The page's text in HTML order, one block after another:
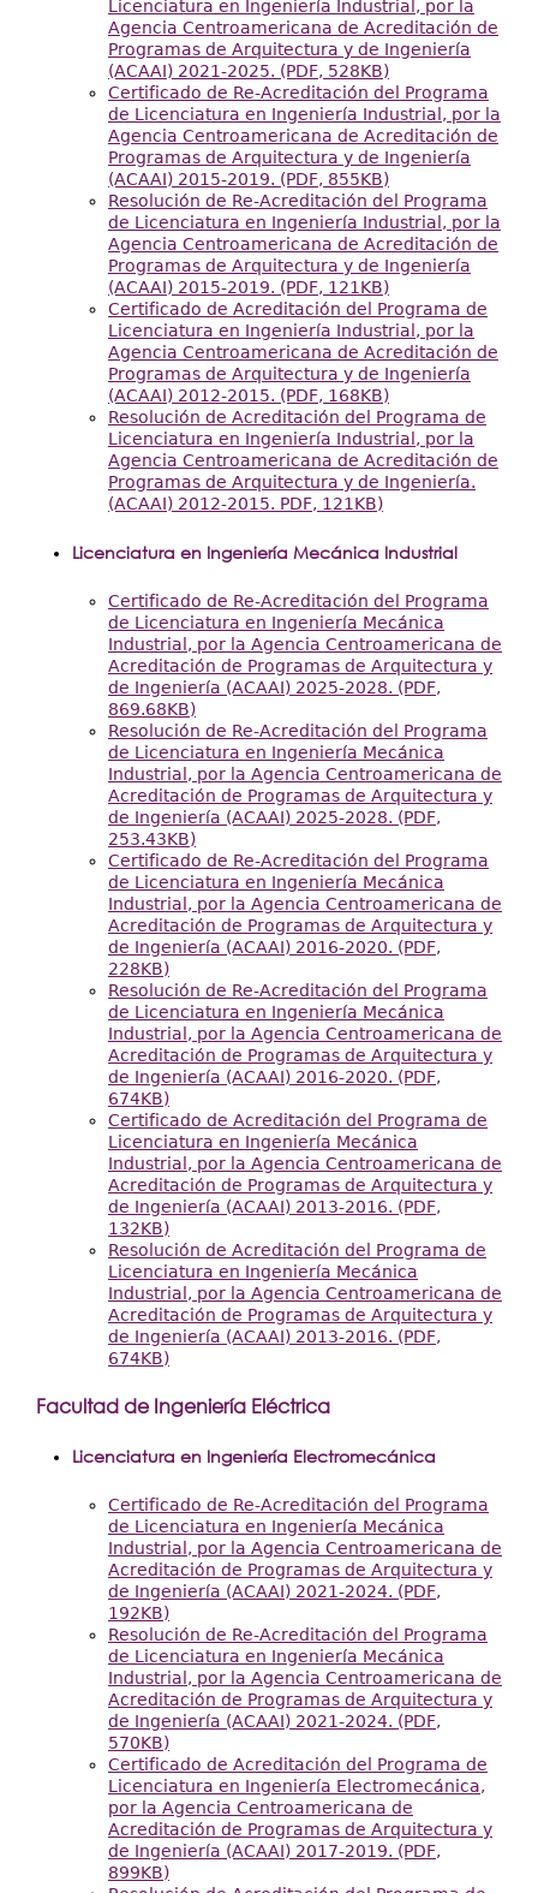
Licenciatura en Ingeniería Industrial, por la
Agencia Centroamericana de Acreditación de
Programas de Arquitectura y de Ingeniería
(ACAAI) 2021-2025. (PDF, 528KB)
Certificado de Re-Acreditación del Programa
de Licenciatura en Ingeniería Industrial, por la
Agencia Centroamericana de Acreditación de
Programas de Arquitectura y de Ingeniería
(ACAAI) 2015-2019. (PDF, 855KB)
Resolución de Re-Acreditación del Programa
de Licenciatura en Ingeniería Industrial, por la
Agencia Centroamericana de Acreditación de
Programas de Arquitectura y de Ingeniería
(ACAAI) 2015-2019. (PDF, 121KB)
Certificado de Acreditación del Programa de
Licenciatura en Ingeniería Industrial, por la
Agencia Centroamericana de Acreditación de
Programas de Arquitectura y de Ingeniería
(ACAAI) 2012-2015. (PDF, 168KB)
Resolución de Acreditación del Programa de
Licenciatura en Ingeniería Industrial, por la
Agencia Centroamericana de Acreditación de
Programas de Arquitectura y de Ingeniería.
(ACAAI) 2012-2015. PDF, 121KB)
Licenciatura en Ingeniería Mecánica Industrial
Certificado de Re-Acreditación del Programa
de Licenciatura en Ingeniería Mecánica
Industrial, por la Agencia Centroamericana de
Acreditación de Programas de Arquitectura y
de Ingeniería (ACAAI) 2025-2028. (PDF,
869.68KB)
Resolución de Re-Acreditación del Programa
de Licenciatura en Ingeniería Mecánica
Industrial, por la Agencia Centroamericana de
Acreditación de Programas de Arquitectura y
de Ingeniería (ACAAI) 2025-2028. (PDF,
253.43KB)
Certificado de Re-Acreditación del Programa
de Licenciatura en Ingeniería Mecánica
Industrial, por la Agencia Centroamericana de
Acreditación de Programas de Arquitectura y
de Ingeniería (ACAAI) 2016-2020. (PDF,
228KB)
Resolución de Re-Acreditación del Programa
de Licenciatura en Ingeniería Mecánica
Industrial, por la Agencia Centroamericana de
Acreditación de Programas de Arquitectura y
de Ingeniería (ACAAI) 2016-2020. (PDF,
674KB)
Certificado de Acreditación del Programa de
Licenciatura en Ingeniería Mecánica
Industrial, por la Agencia Centroamericana de
Acreditación de Programas de Arquitectura y
de Ingeniería (ACAAI) 2013-2016. (PDF,
132KB)
Resolución de Acreditación del Programa de
Licenciatura en Ingeniería Mecánica
Industrial, por la Agencia Centroamericana de
Acreditación de Programas de Arquitectura y
de Ingeniería (ACAAI) 2013-2016. (PDF,
674KB)
Facultad de Ingeniería Eléctrica
Licenciatura en Ingeniería Electromecánica
Certificado de Re-Acreditación del Programa
de Licenciatura en Ingeniería Mecánica
Industrial, por la Agencia Centroamericana de
Acreditación de Programas de Arquitectura y
de Ingeniería (ACAAI) 2021-2024. (PDF,
192KB)
Resolución de Re-Acreditación del Programa
de Licenciatura en Ingeniería Mecánica
Industrial, por la Agencia Centroamericana de
Acreditación de Programas de Arquitectura y
de Ingeniería (ACAAI) 2021-2024. (PDF,
570KB)
Certificado de Acreditación del Programa de
Licenciatura en Ingeniería Electromecánica,
por la Agencia Centroamericana de
Acreditación de Programas de Arquitectura y
de Ingeniería (ACAAI) 2017-2019. (PDF,
899KB)